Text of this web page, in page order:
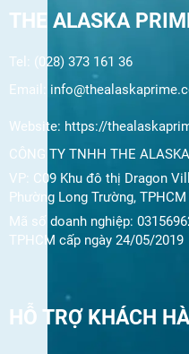
THE ALASKA
Tel: (028) 373 161 36
Email:
Website: https://
CÔNG TY TNHH THE
VP: C09 Khu đô thị Dragon
Phường Long Trường, TPHCM
Mã số doanh nghiệp:
TPHCM cấp ngày 24/05/2019
HỖ TRỢ KHÁCH